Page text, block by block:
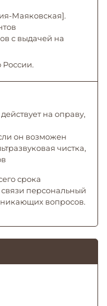
Маяковская].
с выдачей на
России.
на оправу,
он возможен
чистка,
срока
персональный
вопросов.